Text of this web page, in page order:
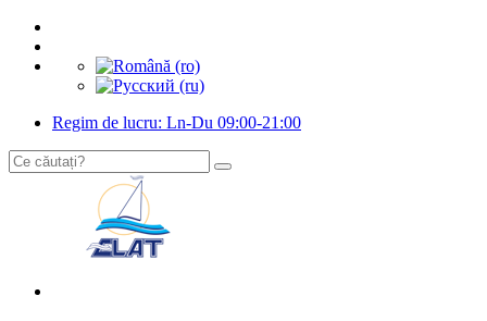
Regim de lucru: Ln-Du 09:00-21:00